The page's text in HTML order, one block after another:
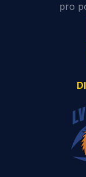
pro